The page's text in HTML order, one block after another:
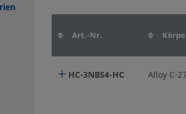
Art.-Nr.
HC-3NBS4-HC Alloy C-